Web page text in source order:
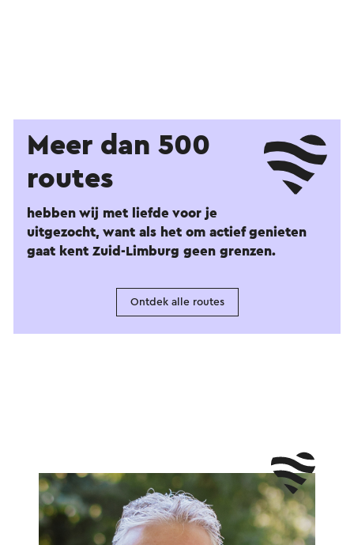
Meer dan 500
routes
hebben wij met liefde voor je
uitgezocht, want als het om actief genieten
gaat kent Zuid-Limburg geen grenzen.
Ontdek alle routes